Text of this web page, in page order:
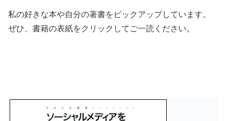
私の好きな本や自分の著書をピックアップしています。
ぜひ、書籍の表紙をクリックしてご一読ください。